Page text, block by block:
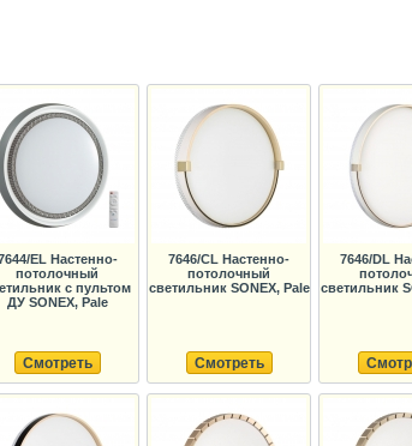
EL Настенно-
потолочный
с пультом
ДУ SONEX, Pale
Смотреть
7646/CL Настенно-
потолочный
светильник SONEX, Pale
Смотреть
7646/DL
светильник